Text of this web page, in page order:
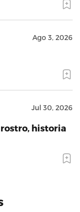
Ago 3, 2026
Jul 30, 2026
historia